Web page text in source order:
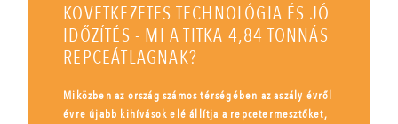
KÖVETKEZETES TECHNOLÓGIA ÉS JÓ
IDŐZÍTÉS - MI A TITKA 4,84 TONNÁS
REPCEÁTLAGNAK?
Miközben az ország számos térségében az aszály évről
évre újabb kihívások elé állítja a repcetermesztőket,